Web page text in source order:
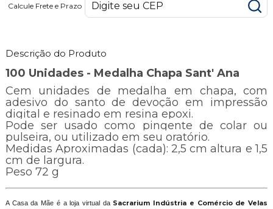
Calcule Frete e Prazo
Descrição do Produto
100 Unidades - Medalha Chapa Sant' Ana
Cem unidades de medalha em chapa, com
adesivo do santo de devoção em impressão
digital e resinado em resina epoxi.
Pode ser usado como pingente de colar ou
pulseira, ou utilizado em seu oratório.
Medidas Aproximadas (cada): 2,5 cm altura e 1,5
cm de largura.
Peso 72 g
A Casa da Mãe é a loja virtual daSacrarium Indústria e Comércio de Velas